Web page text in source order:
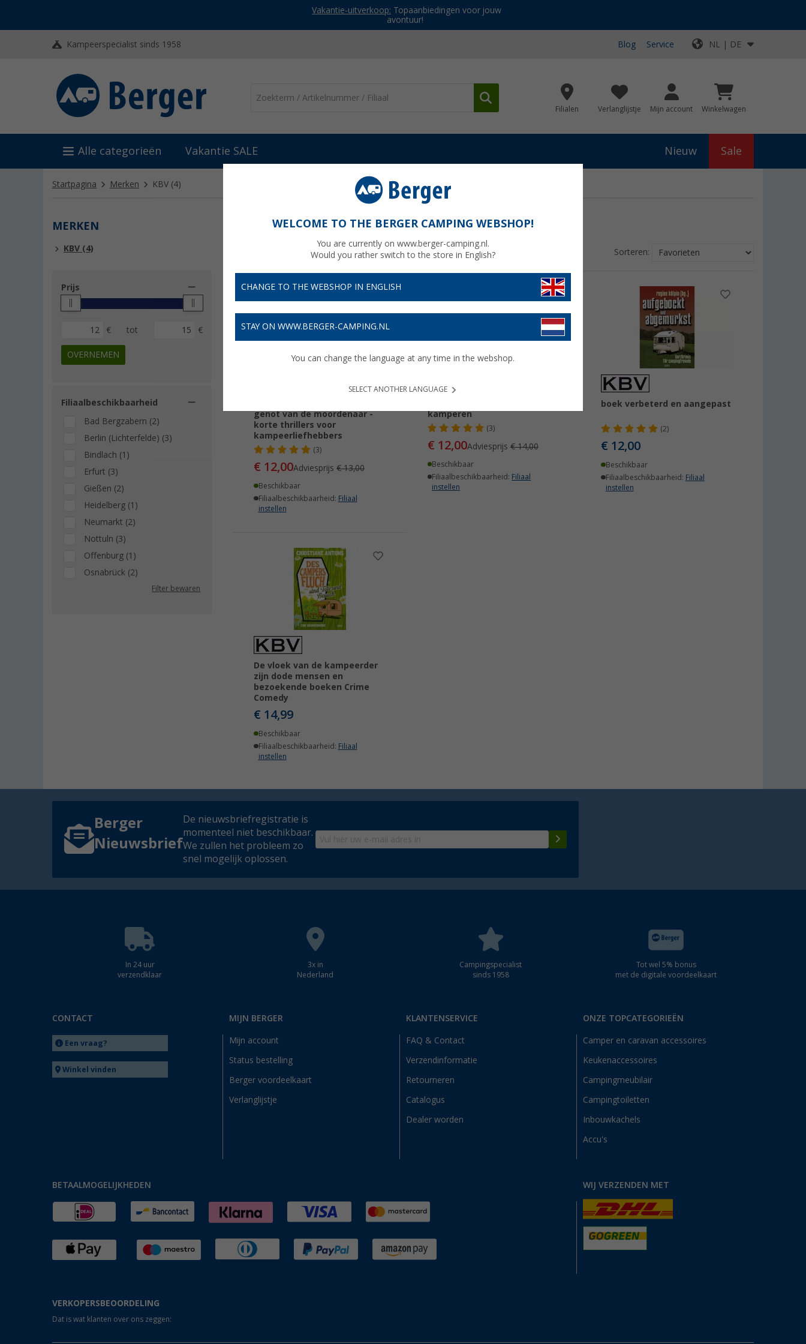
Vakantie-uitverkoop: Topaanbiedingen voor jouw
avontuur!
Kampeerspecialist sinds 1958 Blog Service NL | DE
Filialen Verlanglijstje Mijn account Winkelwagen
Alle categorieën Vakantie SALE Nieuw Sale
Startpagina Merken KBV (4)
MERKEN
KBV (4)
Prijs
€ tot €
OVERNEMEN
Filiaalbeschikbaarheid
Bad Bergzabern (2)
Berlin (Lichterfelde) (3)
Bindlach (1)
Erfurt (3)
Gießen (2)
Heidelberg (1)
Neumarkt (2)
Nottuln (3)
Offenburg (1)
Osnabrück (2)
Filter bewaren
Sorteren:
genot van de moordenaar -
korte thrillers voor
kampeerliefhebbers
(3)
€ 12,00Adviesprijs€ 13,00
Beschikbaar
Filiaalbeschikbaarheid: Filiaal
instellen
kamperen
(3)
€ 12,00Adviesprijs€ 14,00
Beschikbaar
Filiaalbeschikbaarheid: Filiaal
instellen
boek verbeterd en aangepast
(2)
€ 12,00
Beschikbaar
Filiaalbeschikbaarheid: Filiaal
instellen
De vloek van de kampeerder
zijn dode mensen en
bezoekende boeken Crime
Comedy
€ 14,99
Beschikbaar
Filiaalbeschikbaarheid: Filiaal
instellen
Berger
Nieuwsbrief
De nieuwsbriefregistratie is
momenteel niet beschikbaar.
We zullen het probleem zo
snel mogelijk oplossen.
In 24 uur
verzendklaar
3x in
Nederland
Campingspecialist
sinds 1958
Tot wel 5% bonus
met de digitale voordeelkaart
CONTACT
Een vraag?
Winkel vinden
MIJN BERGER
Mijn account
Status bestelling
Berger voordeelkaart
Verlanglijstje
KLANTENSERVICE
FAQ & Contact
Verzendinformatie
Retourneren
Catalogus
Dealer worden
ONZE TOPCATEGORIEËN
Camper en caravan accessoires
Keukenaccessoires
Campingmeubilair
Campingtoiletten
Inbouwkachels
Accu's
BETAALMOGELIJKHEDEN WIJ VERZENDEN MET
VERKOPERSBEOORDELING
Dat is wat klanten over ons zeggen:
WELCOME TO THE BERGER CAMPING WEBSHOP!
You are currently on www.berger-camping.nl.
Would you rather switch to the store in English?
CHANGE TO THE WEBSHOP IN ENGLISH
STAY ON WWW.BERGER-CAMPING.NL
You can change the language at any time in the webshop.
SELECT ANOTHER LANGUAGE